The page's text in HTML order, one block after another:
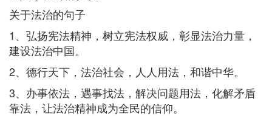
关于法治的句子
1、弘扬宪法精神，树立宪法权威，彰显法治力量，
建设法治中国。
2、德行天下，法治社会，人人用法，和谐中华。
3、办事依法，遇事找法，解决问题用法，化解矛盾
靠法，让法治精神成为全民的信仰。